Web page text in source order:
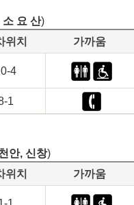
소 요 산)
위치
가까움
4
1
안, 신창)
위치
가까움